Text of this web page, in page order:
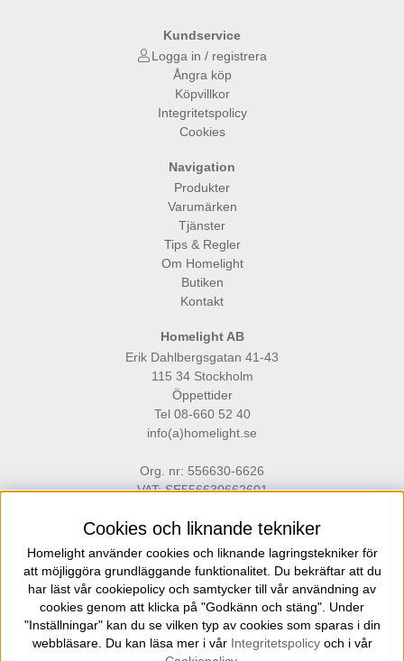
Kundservice
Logga in / registrera
Ångra köp
Köpvillkor
Integritetspolicy
Cookies
Navigation
Produkter
Varumärken
Tjänster
Tips & Regler
Om Homelight
Butiken
Kontakt
Homelight AB
Erik Dahlbergsgatan 41-43
115 34 Stockholm
Öppettider
Tel 08-660 52 40
info(a)homelight.se
Org. nr: 556630-6626
VAT: SE556630662601
Homelight är en belysningsbutik på Gärdet i Stockholm för dig som ställer
höga krav på kvalitet, funktion och design inom el och belysning.
Cookies och liknande tekniker
Homelight använder cookies och liknande lagringstekniker för
att möjliggöra grundläggande funktionalitet. Du bekräftar att du
har läst vår cookiepolicy och samtycker till vår användning av
cookies genom att klicka på "Godkänn och stäng". Under
"Inställningar" kan du se vilken typ av cookies som sparas i din
webbläsare. Du kan läsa mer i vår Integritetspolicyoch i vår